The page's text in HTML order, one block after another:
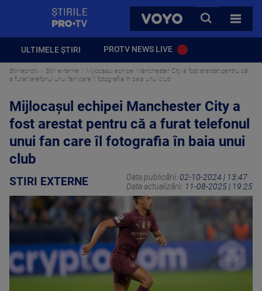
VOYO
CAUTA
TOATE
ULTIMELE ȘTIRI PROTV NEWS LIVE
Stirileprotv Stiri externe
Mijlocaşul echipei Manchester City a fost arestat pentru că
a furat telefonul unui fan care îl fotografia în baia unui club
Mijlocaşul echipei Manchester City a
fost arestat pentru că a furat telefonul
unui fan care îl fotografia în baia unui
club
STIRI EXTERNE Data publicării: 02-10-2024 | 13:47
Data actualizării: 11-08-2025 | 19:25